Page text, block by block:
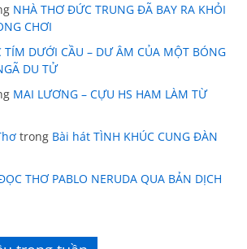
NHÀ THƠ ĐỨC TRUNG ĐÃ BAY RA KHỎI
CHƠI
TÍM DƯỚI CẦU – DƯ ÂM CỦA MỘT BÓNG
DU TỬ
MAI LƯƠNG – CỰU HS HAM LÀM TỪ
trong Bài hát TÌNH KHÚC CUNG ĐÀN
THƠ PABLO NERUDA QUA BẢN DỊCH